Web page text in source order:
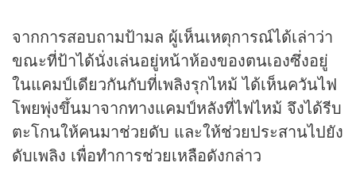
จากการสอบถามป้ามล ผู้เห็นเหตุการณ์ได้เล่าว่า
ขณะที่ป้าได้นั่งเล่นอยู่หน้าห้องของตนเองซึ่งอยู่
ในแคมป์เดียวกันกับที่เพลิงรุกไหม้ ได้เห็นควันไฟ
โพยพุ่งขึ้นมาจากทางแคมป์หลังที่ไฟไหม้ จึงได้รีบ
ตะโกนให้คนมาช่วยดับ และให้ช่วยประสานไปยัง
ดับเพลิง เพื่อทำการช่วยเหลือดังกล่าว